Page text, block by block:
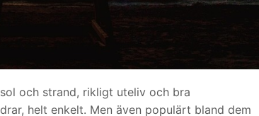
och strand, rikligt uteliv och bra
helt enkelt. Men även populärt bland dem